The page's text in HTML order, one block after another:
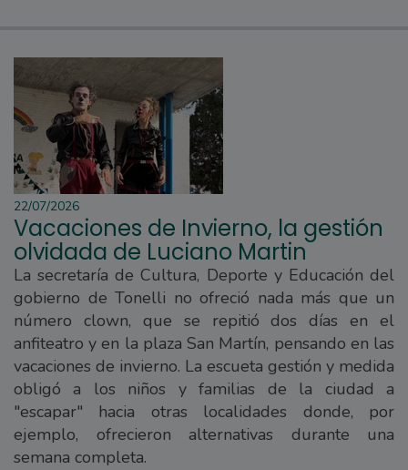
22/07/2026
Vacaciones de Invierno, la gestión
olvidada de Luciano Martin
La secretaría de Cultura, Deporte y Educación del
gobierno de Tonelli no ofreció nada más que un
número clown, que se repitió dos días en el
anfiteatro y en la plaza San Martín, pensando en las
vacaciones de invierno. La escueta gestión y medida
obligó a los niños y familias de la ciudad a
"escapar" hacia otras localidades donde, por
ejemplo, ofrecieron alternativas durante una
semana completa.